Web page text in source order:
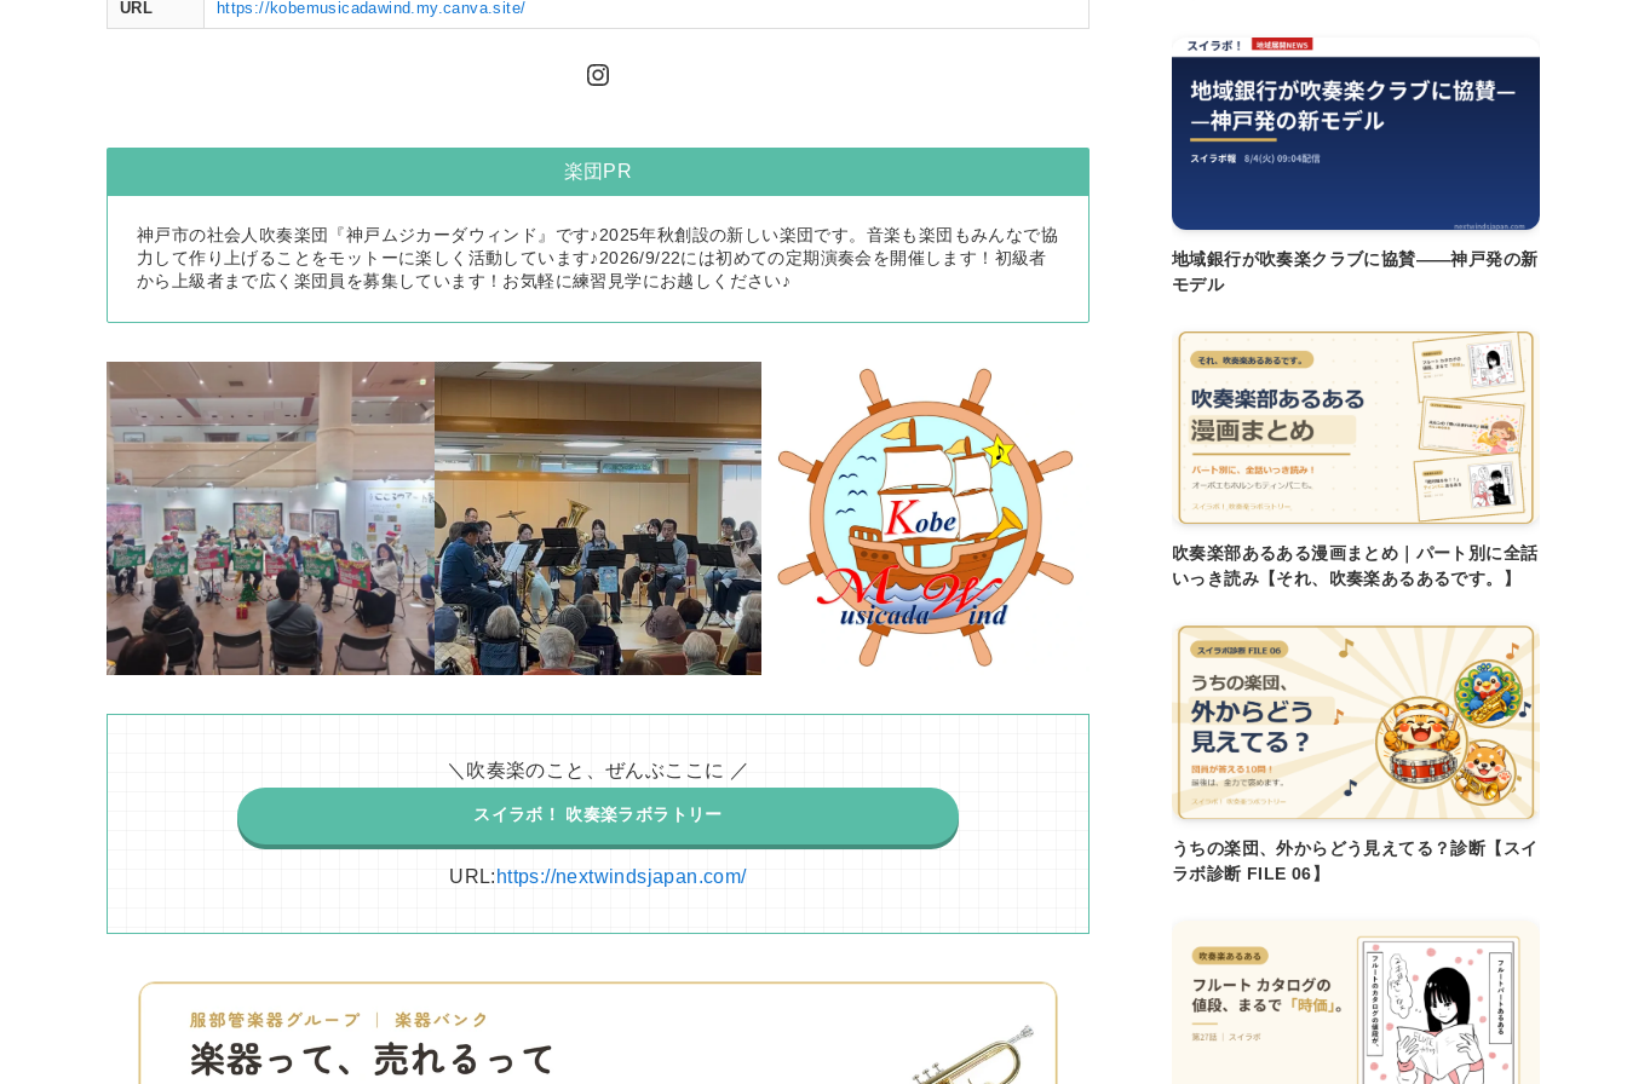
URL https://kobemusicadawind.my.canva.site/
Instagram
楽団PR
神戸市の社会人吹奏楽団『神戸ムジカーダウィンド』です♪2025年秋創設の新しい楽団です。音楽も楽団もみんなで協
力して作り上げることをモットーに楽しく活動しています♪2026/9/22には初めての定期演奏会を開催します！初級者
から上級者まで広く楽団員を募集しています！お気軽に練習見学にお越しください♪
＼吹奏楽のこと、ぜんぶここに ／
スイラボ！ 吹奏楽ラボラトリー
URL: https://nextwindsjapan.com/
地域銀行が吹奏楽クラブに協賛——神戸発の新
モデル
吹奏楽部あるある漫画まとめ｜パート別に全話
いっき読み【それ、吹奏楽あるあるです。】
うちの楽団、外からどう見えてる？診断【スイ
ラボ診断 FILE 06】